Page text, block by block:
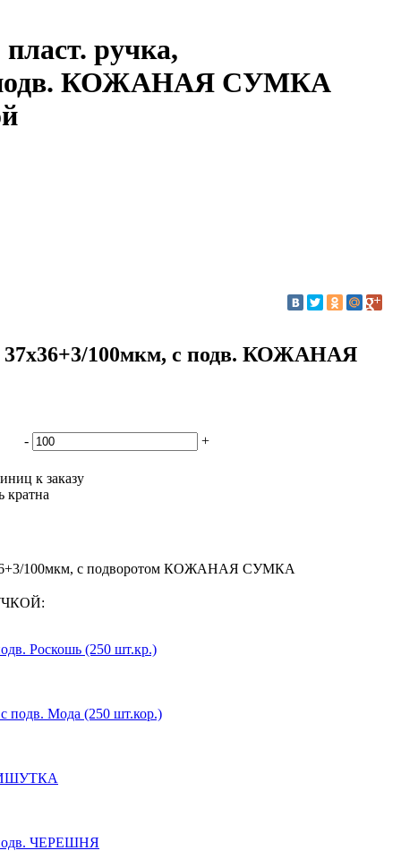
ручка,
подв. КОЖАНАЯ СУМКА
37х36+3/100мкм, с подв. КОЖАНАЯ
- +
к заказу
кратна
100мкм, с подворотом КОЖАНАЯ СУМКА
Роскошь (250 шт.кр.)
подв. Мода (250 шт.кор.)
ЧЕРЕШНЯ